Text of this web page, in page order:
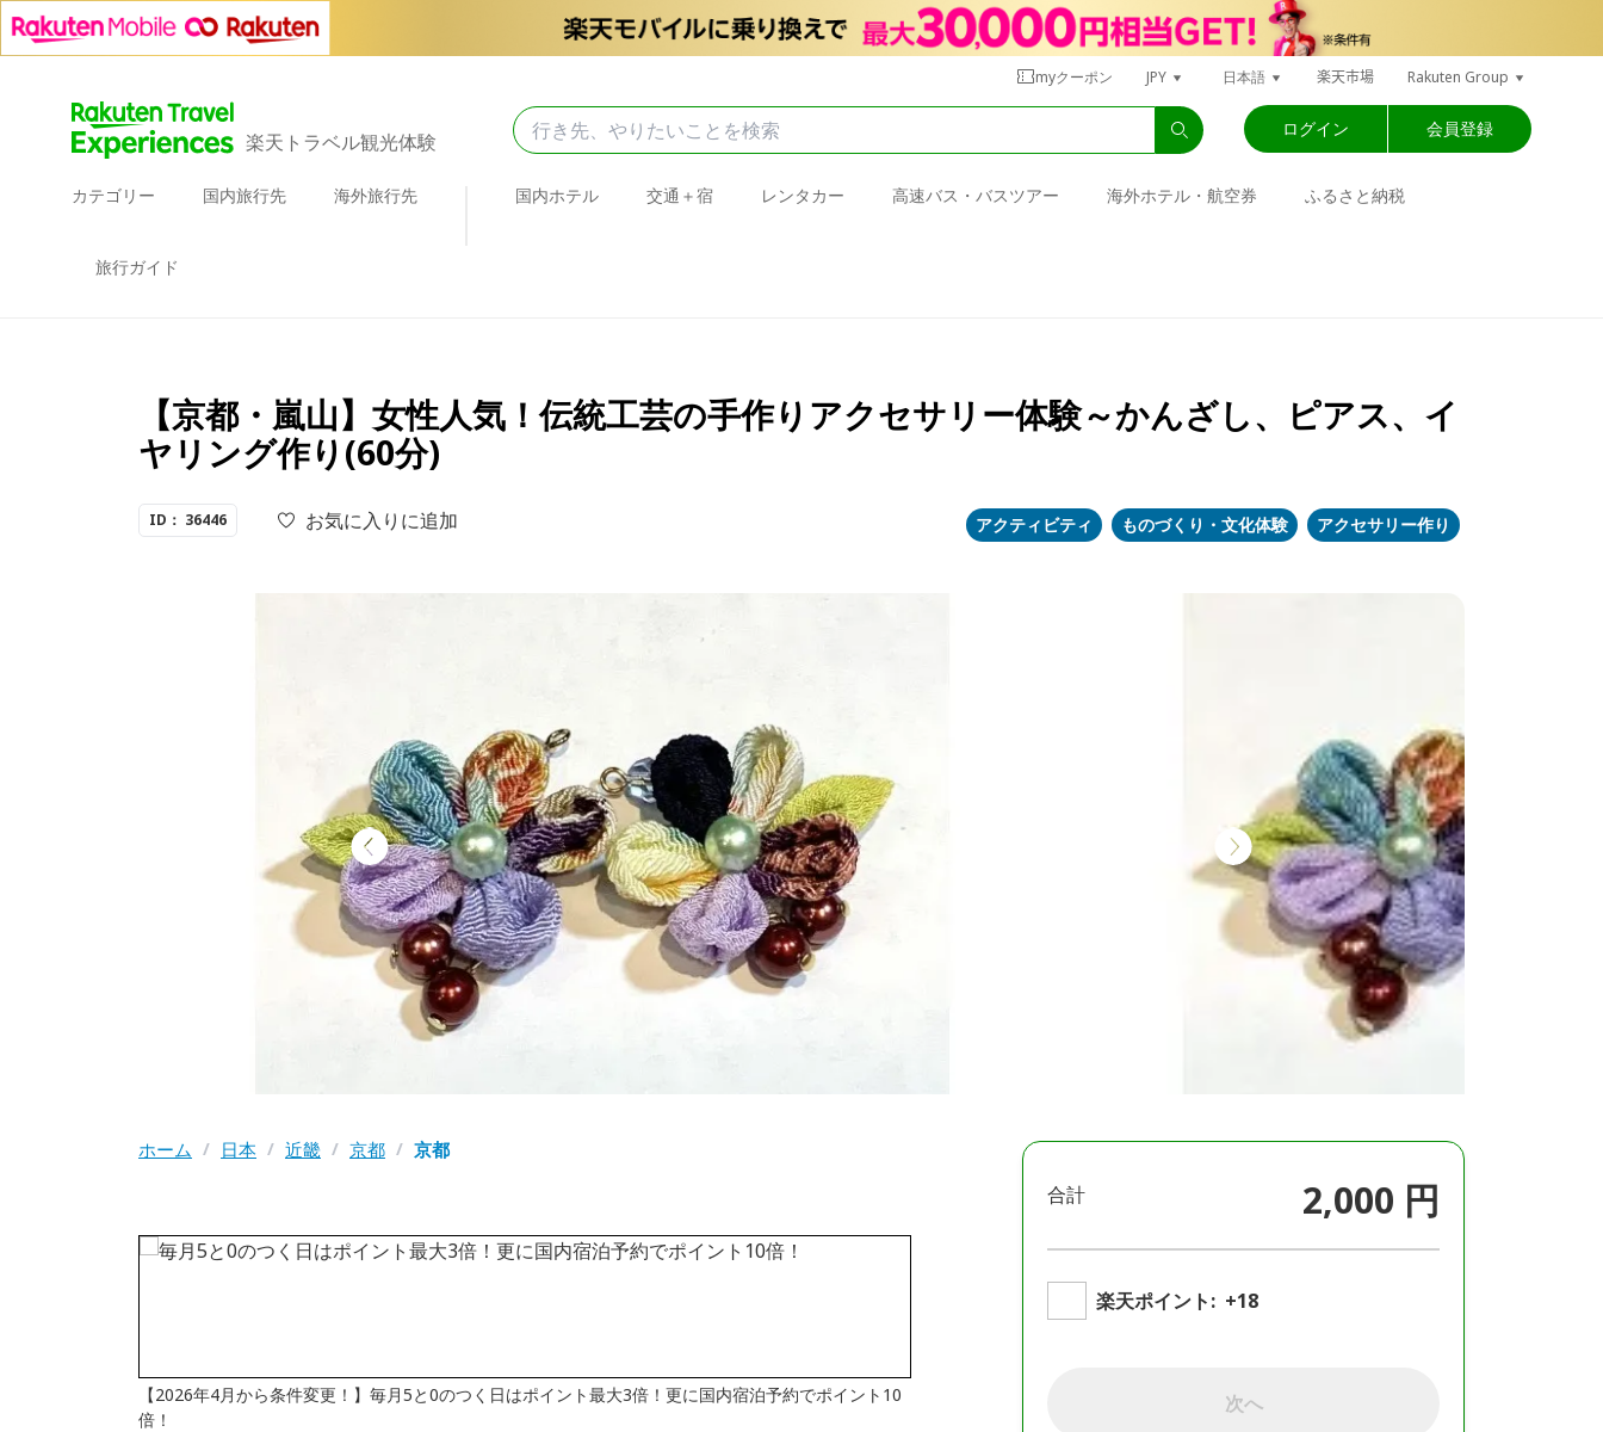
myクーポン JPY 日本語 楽天市場 Rakuten Group
楽天トラベル観光体験
ログイン 会員登録
カテゴリー 国内旅行先 海外旅行先 国内ホテル 交通＋宿 レンタカー 高速バス・バスツアー 海外ホテル・航空券 ふるさと納税
旅行ガイド
【京都・嵐山】女性人気！伝統工芸の手作りアクセサリー体験～かんざし、ピアス、イ
ヤリング作り(60分)
ID： 36446 お気に入りに追加 アクティビティ ものづくり・文化体験 アクセサリー作り
ホーム / 日本 / 近畿 / 京都 / 京都
【2026年4月から条件変更！】毎月5と0のつく日はポイント最大3倍！更に国内宿泊予約でポイント10
倍！
合計 2,000 円
楽天ポイント: +18
次へ